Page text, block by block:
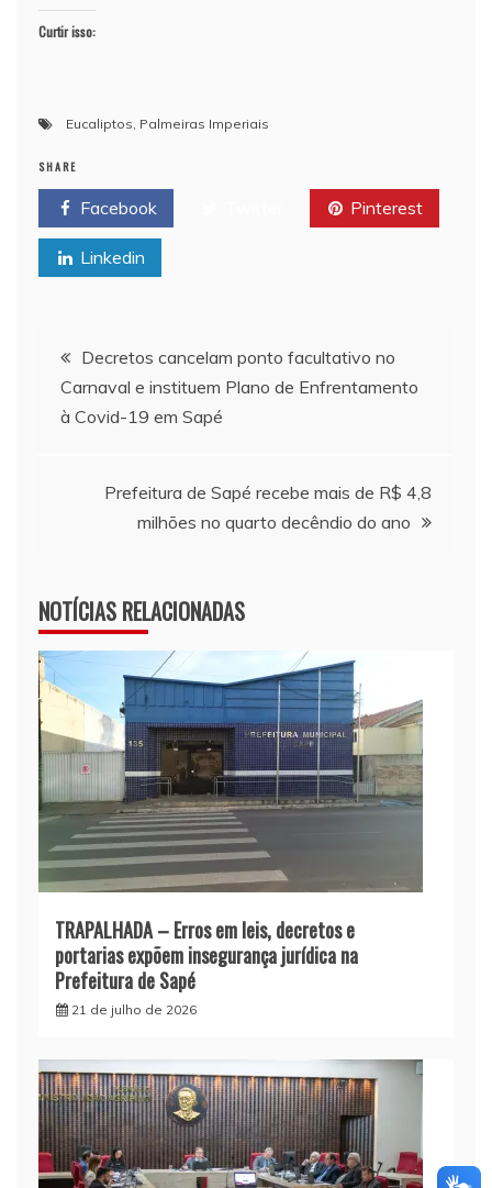
Curtir isso:
Eucaliptos Palmeiras Imperiais
SHARE
Facebook Pinterest
Linkedin
Navegação de Post
Decretos cancelam ponto facultativo no
Carnaval e instituem Plano de Enfrentamento
à Covid-19 em Sapé
Prefeitura de Sapé recebe mais de R$ 4,8
milhões no quarto decêndio do ano
NOTÍCIAS RELACIONADAS
TRAPALHADA – Erros em leis, decretos e
portarias expõem insegurança jurídica na
Prefeitura de Sapé
21 de julho de 2026